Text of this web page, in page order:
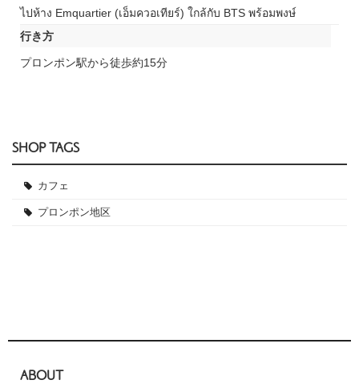
ไปห้าง Emquartier (เอ็มควอเทียร์) ใกล้กับ BTS พร้อมพงษ์
行き方
プロンポン駅から徒歩約15分
SHOP TAGS
カフェ
プロンポン地区
ABOUT